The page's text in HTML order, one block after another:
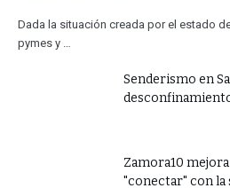
Dada la situación creada por el estado
pymes y …
Senderismo en
Zamora10
"conectar" con la